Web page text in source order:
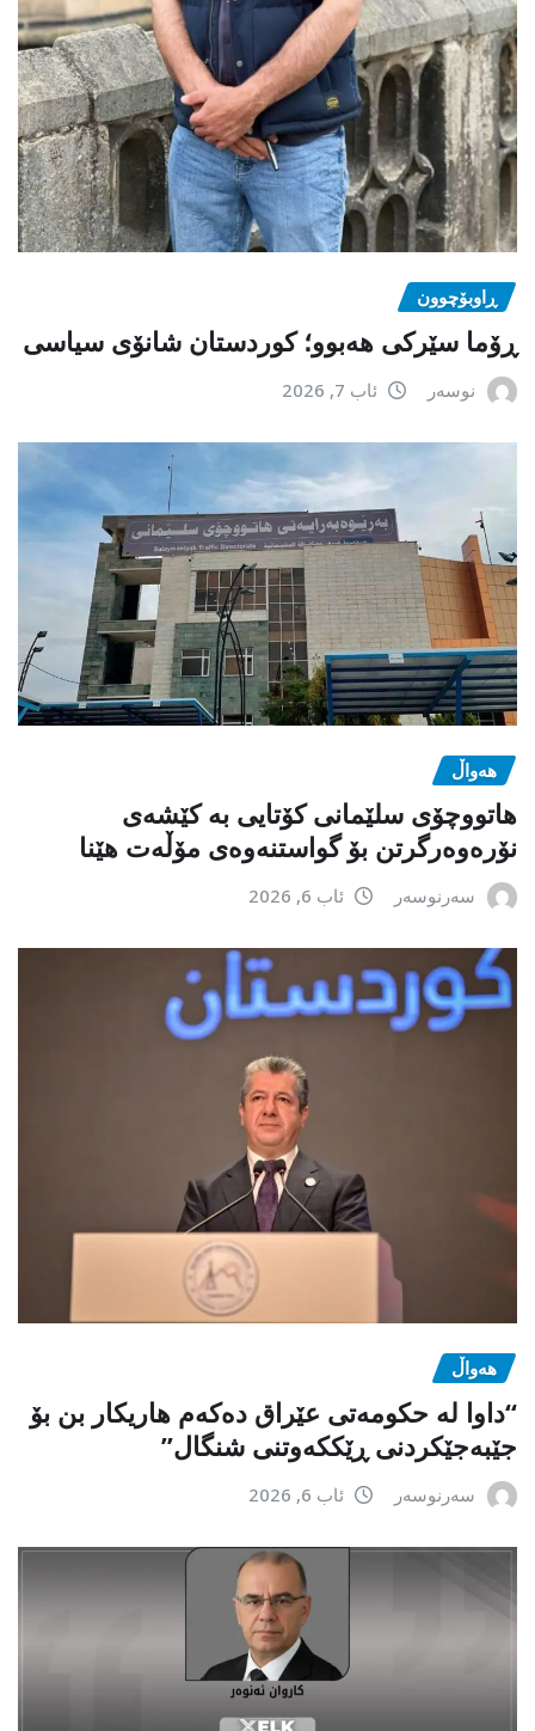
ڕاوبۆچوون
ڕۆما سێرکی هەبوو؛ کوردستان شانۆی سیاسی
نوسەر ئاب 7, 2026
هەواڵ
هاتووچۆی سلێمانی کۆتایی بە کێشەی
نۆرەوەرگرتن بۆ گواستنەوەی مۆڵەت هێنا
سەرنوسەر ئاب 6, 2026
هەواڵ
“داوا لە حكومەتی عێراق دەكەم هاریكار بن بۆ
جێبەجێكردنی ڕێككەوتنی شنگال”
سەرنوسەر ئاب 6, 2026